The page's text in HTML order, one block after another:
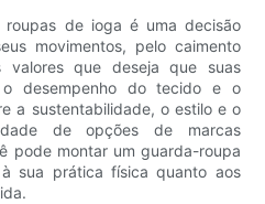
roupas de ioga é uma decisão
movimentos, pelo caimento
que deseja que suas
o desempenho do tecido e o
a sustentabilidade, o estilo e o
de opções de marcas
pode montar um guarda-roupa
sua prática física quanto aos